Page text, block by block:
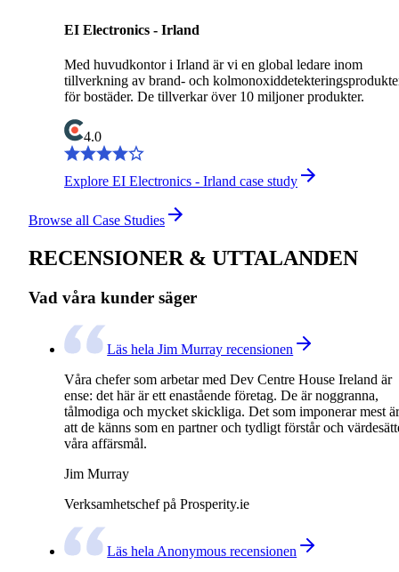
EI Electronics - Irland
Med huvudkontor i Irland är vi en global ledare inom
tillverkning av brand- och
för bostäder. De tillverkar över 10 miljoner produkter.
4.0
Explore EI Electronics - Irland case study
Browse all Case Studies
RECENSIONER & UTTALANDEN
Vad våra kunder säger
Läs hela Jim Murray recensionen
Våra chefer som arbetar med Dev Centre House Ireland är
ense: det här är ett enastående företag. De är noggranna,
tålmodiga och mycket skickliga. Det som imponerar mest är
att de känns som en partner och tydligt förstår och
våra affärsmål.
Jim Murray
Verksamhetschef på Prosperity.ie
Läs hela Anonymous recensionen